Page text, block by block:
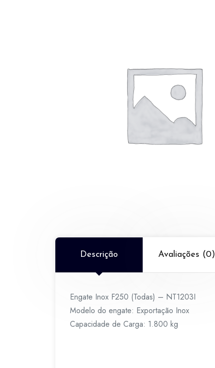
Descrição Avaliações (0)
Engate Inox F250 (Todas) – NT1203I
Modelo do engate: Exportação Inox
Capacidade de Carga: 1.800 kg